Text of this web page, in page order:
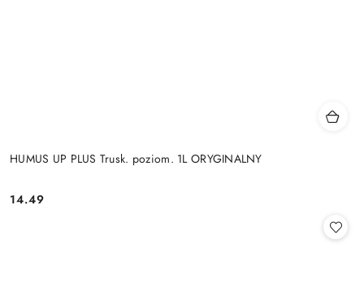
HUMUS UP PLUS Trusk. poziom. 1L ORYGINALNY
Cena:
14.49